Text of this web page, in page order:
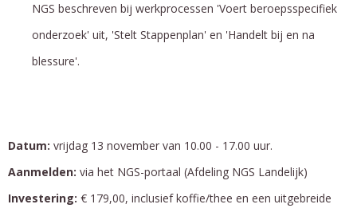
NGS beschreven bij werkprocessen 'Voert beroepsspecifiek
onderzoek' uit, 'Stelt Stappenplan' en 'Handelt bij en na
blessure'.
Datum: vrijdag 13 november van 10.00 - 17.00 uur.
Aanmelden: via het NGS-portaal (Afdeling NGS Landelijk)
Investering: € 179,00, inclusief koffie/thee en een uitgebreide